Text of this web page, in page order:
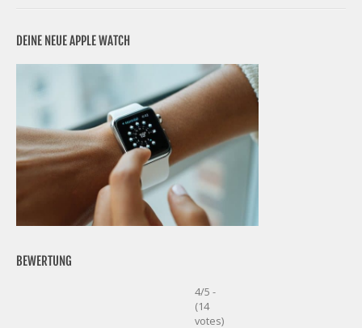
DEINE NEUE APPLE WATCH
BEWERTUNG
4/5 -
(14
votes)